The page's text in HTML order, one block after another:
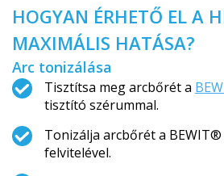
HOGYAN ÉRHETŐ EL A
MAXIMÁLIS HATÁSA?
Arc tonizálása
Tisztítsa meg arcbőrét a
tisztító szérummal.
Tonizálja arcbőrét a
felvitelével.